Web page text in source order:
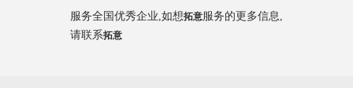
服务全国优秀企业,如想拓意服务的更多信息,
请联系拓意